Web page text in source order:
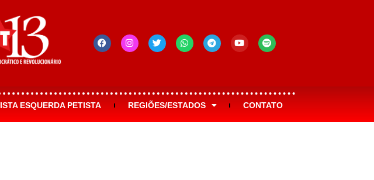
ESQUERDA PETISTA REGIÕES/ESTADOS CONTATO